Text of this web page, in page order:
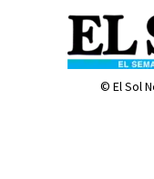
© El Sol